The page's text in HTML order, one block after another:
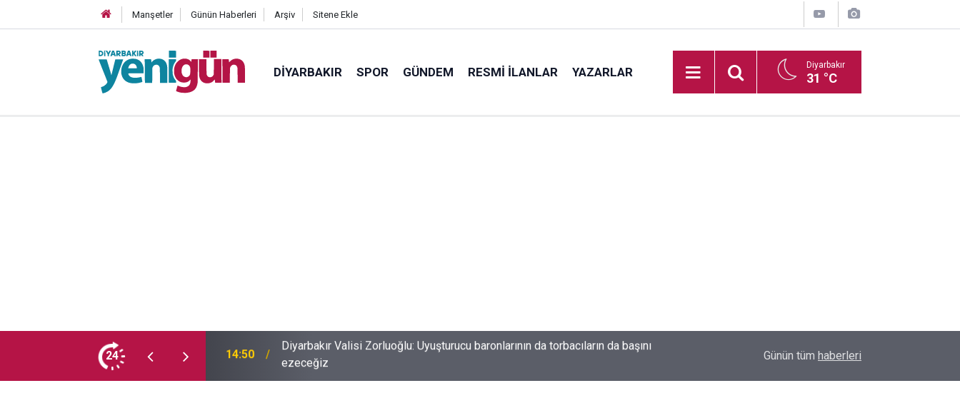
Manşetler Günün Haberleri Arşiv Sitene Ekle
DIYARBAKIR SPOR GÜNDEM RESMI İLANLAR YAZARLAR Diyarbakır
31 °C
24
baronlarının da torbacıların da başını
13:50 Diyarbakır’da Yeşil Arıkuşunun Yusufçuk avı objektiflere yansıdı
Meclis'e geliyor
Günün tüm haberleri